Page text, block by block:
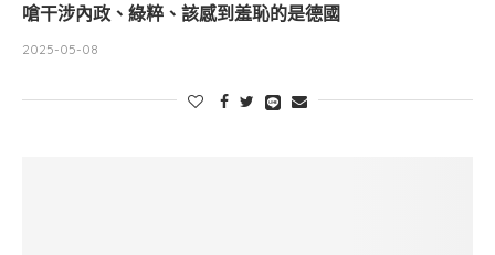
嗆干涉內政、綠粹、該感到羞恥的是德國
2025-05-08